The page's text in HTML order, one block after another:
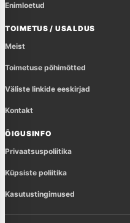
Enimloetud
TOIMETUS / USALDUS
Meist
Toimetuse põhimõtted
Väliste linkide eeskirjad
Kontakt
ÕIGUSINFO
Privaatsuspoliitika
Küpsiste poliitika
Kasutustingimused